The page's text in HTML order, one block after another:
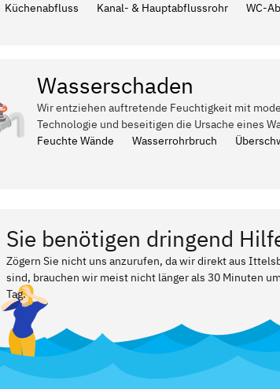
Küchenabfluss
Kanal- & Hauptabflussrohr WC-
Wasserschaden
Wir entziehen auftretende Feuchtigkeit mit
Technologie und beseitigen die Ursache eines
Feuchte Wände
Wasserrohrbruch
Sie benötigen dringend
Zögern Sie nicht uns anzurufen, da wir direkt aus
sind, brauchen wir meist nicht länger als 30 Minuten
Tag.